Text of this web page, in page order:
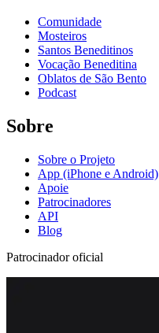
Comunidade
Mosteiros
Santos Beneditinos
Vocação Beneditina
Oblatos de São Bento
Podcast
Sobre
Sobre o Projeto
App (iPhone e Android)
Apoie
Patrocinadores
API
Blog
Patrocinador oficial